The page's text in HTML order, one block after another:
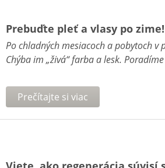
Prebuďte pleť a vlasy po
Po chladných mesiacoch a pobytoch
Chýba im „živá“ farba a lesk.
Prečítajte si viac